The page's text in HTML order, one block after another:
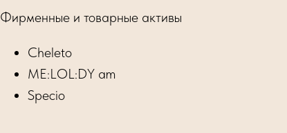
Фирменные и товарные активы
Cheleto
ME:LOL:DY am
Specio